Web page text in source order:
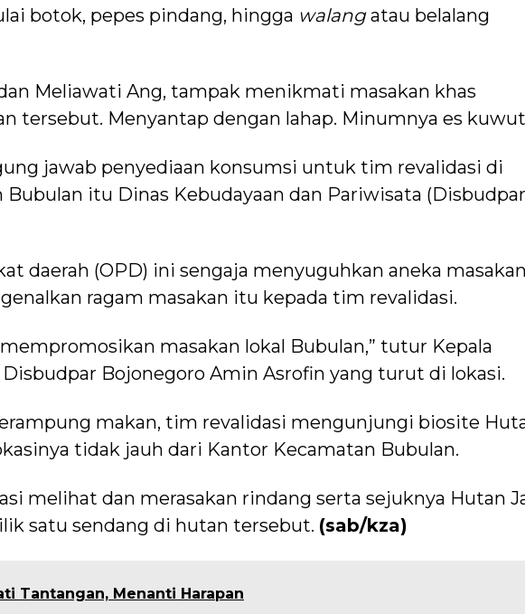
botok, pepes pindang, hingga walangatau belalang
Meliawati Ang, tampak menikmati masakan khas
tersebut. Menyantap dengan lahap. Minumnya es
jawab penyediaan konsumsi untuk tim revalidasi di
Bubulan itu Dinas Kebudayaan dan Pariwisata
daerah (OPD) ini sengaja menyuguhkan aneka masakan
ragam masakan itu kepada tim revalidasi.
masakan lokal Bubulan,” tutur Kepala
Bojonegoro Amin Asrofin yang turut di lokasi.
makan, tim revalidasi mengunjungi biosite
tidak jauh dari Kantor Kecamatan Bubulan.
melihat dan merasakan rindang serta sejuknya Hutan
satu sendang di hutan tersebut. (sab/kza)
Tantangan, Menanti Harapan